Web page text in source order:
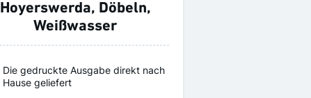
Hoyerswerda, Döbeln,
Weißwasser
Die gedruckte Ausgabe direkt nach
Hause geliefert